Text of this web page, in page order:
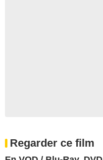
Regarder ce film